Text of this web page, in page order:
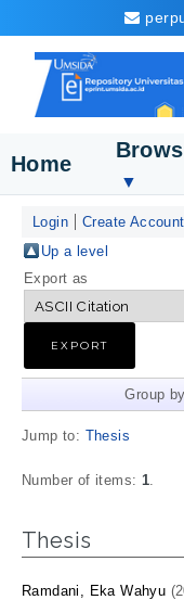
Home
▼
Login
Create Account
Up a level
Export as
Group
Jump to: Thesis
Number of items: 1.
Thesis
Ramdani, Eka Wahyu